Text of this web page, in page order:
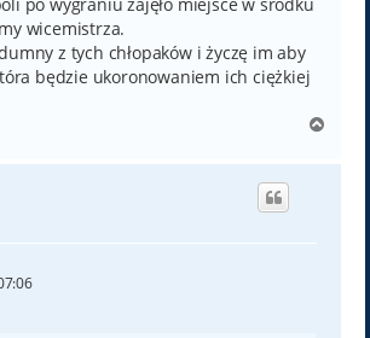
wicemistrza.
z tych chłopaków i życzę im aby
będzie ukoronowaniem ich ciężkiej
g